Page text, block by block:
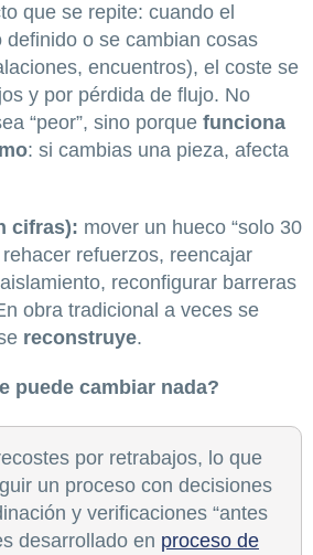
que se repite: cuando el
definido o se cambian cosas
encuentros), el coste se
y por pérdida de flujo. No
“peor”, sino porque funciona
: si cambias una pieza, afecta
cifras): mover un hueco “solo 30
refuerzos, reencajar
reconfigurar barreras
obra tradicional a veces se
reconstruye.
puede cambiar nada?
por retrabajos, lo que
un proceso con decisiones
y verificaciones “antes
desarrollado en proceso de